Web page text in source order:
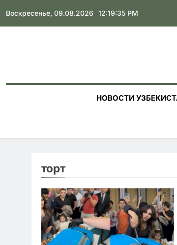
to
content
Воскресенье, 09.08.2026 12:19:36 PM
НОВОСТИ
торт